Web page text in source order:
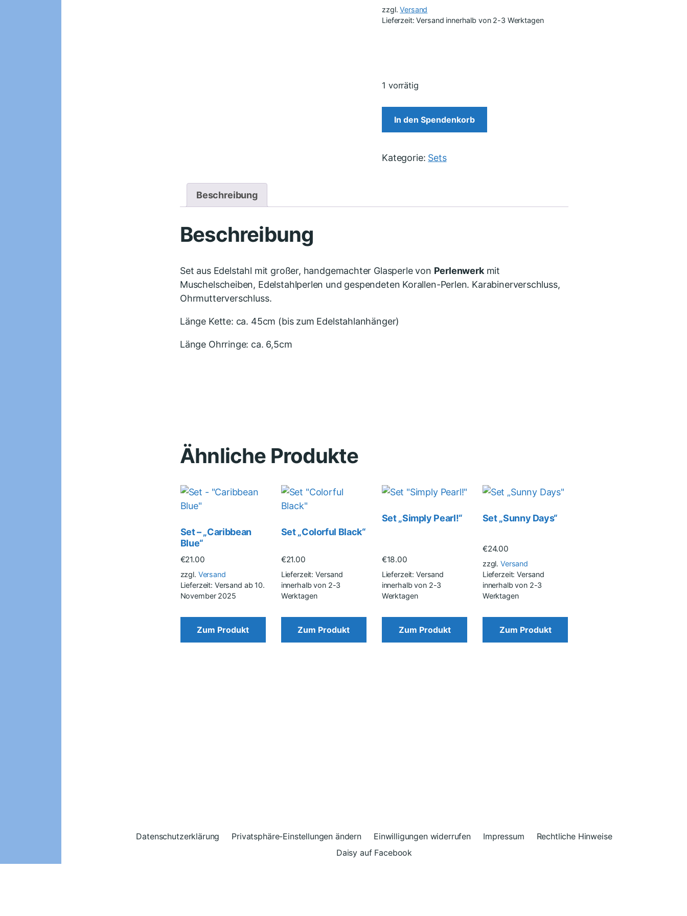
zzgl.Versand
Lieferzeit: Versand innerhalb von 2-3 Werktagen
1 vorrätig
In den Spendenkorb
Kategorie: Sets
Beschreibung
Beschreibung
Set aus Edelstahl mit großer, handgemachter Glasperle von Perlenwerkmit
Muschelscheiben, Edelstahlperlen und gespendeten Korallen-Perlen. Karabinerverschluss,
Ohrmutterverschluss.
Länge Kette: ca. 45cm (bis zum Edelstahlanhänger)
Länge Ohrringe: ca. 6,5cm
Ähnliche Produkte
Set – „Caribbean
Blue“
€21.00
zzgl. Versand
Lieferzeit: Versand ab 10.
November 2025
Zum Produkt
Set „Colorful Black“
€21.00
Lieferzeit: Versand
innerhalb von 2-3
Werktagen
Zum Produkt
Set „Simply Pearl!“
€18.00
Lieferzeit: Versand
innerhalb von 2-3
Werktagen
Zum Produkt
Set „Sunny Days“
€24.00
zzgl. Versand
Lieferzeit: Versand
innerhalb von 2-3
Werktagen
Zum Produkt
Datenschutzerklärung Privatsphäre-Einstellungen ändern Einwilligungen widerrufen Impressum
Rechtliche Hinweise
Daisy auf Facebook